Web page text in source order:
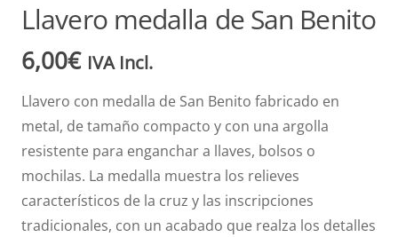
Llavero medalla de San Benito
6,00€ IVA Incl.
Llavero con medalla de San Benito fabricado en
metal, de tamaño compacto y con una argolla
resistente para enganchar a llaves, bolsos o
mochilas. La medalla muestra los relieves
característicos de la cruz y las inscripciones
tradicionales, con un acabado que realza los detalles